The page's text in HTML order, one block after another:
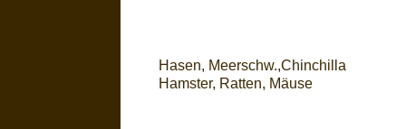
Hasen, Meerschw.,Chinchilla
Hamster, Ratten, Mäuse